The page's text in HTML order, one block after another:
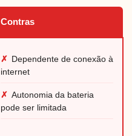
Contras
✗ Dependente de conexão à
internet
✗ Autonomia da bateria
pode ser limitada